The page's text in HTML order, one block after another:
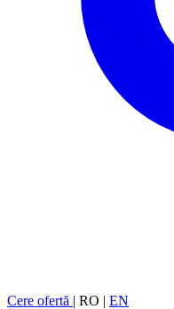
Cere ofertă | RO | EN